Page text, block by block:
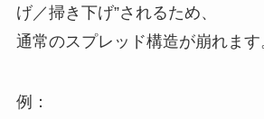
げ／掃き下げ”されるため、
通常のスプレッド構造が崩れます
例：